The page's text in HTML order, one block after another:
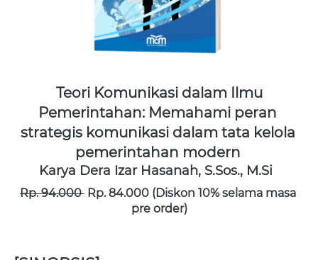
Teori Komunikasi dalam Ilmu
Pemerintahan: Memahami peran
strategis komunikasi dalam tata kelola
pemerintahan modern
Karya Dera Izar Hasanah, S.Sos., M.Si
Rp. 94.000 Rp. 84.000 (Diskon 10% selama masa
pre order)